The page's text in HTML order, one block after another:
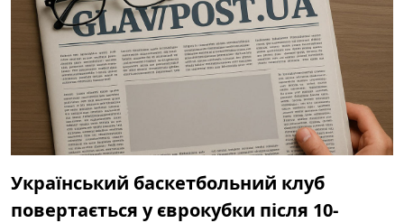
Український баскетбольний клуб
повертається у єврокубки після 10-